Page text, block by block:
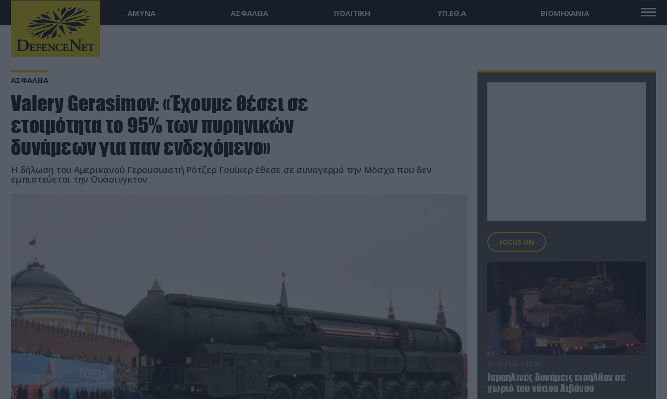
ΑΜΥΝΑ ΑΣΦΑΛΕΙΑ ΠΟΛΙΤΙΚΗ ΥΠ.ΕΘ.Α ΒΙΟΜΗΧΑΝΙΑ
ΑΣΦΑΛΕΙΑ
Valery Gerasimov: «Έχουμε θέσει σε
ετοιμότητα το 95% των πυρηνικών
δυνάμεων για παν ενδεχόμενο»
Η δήλωση του Αμερικανού Γερουσιαστή Ρότζερ Γουίκερ έθεσε σε συναγερμό την Μόσχα που δεν
εμπιστεύεται την Ουάσινγκτον
FOCUS ON
Ισραηλινές δυνάμεις εισήλθαν σε
χωριό του νότιου Λιβάνου